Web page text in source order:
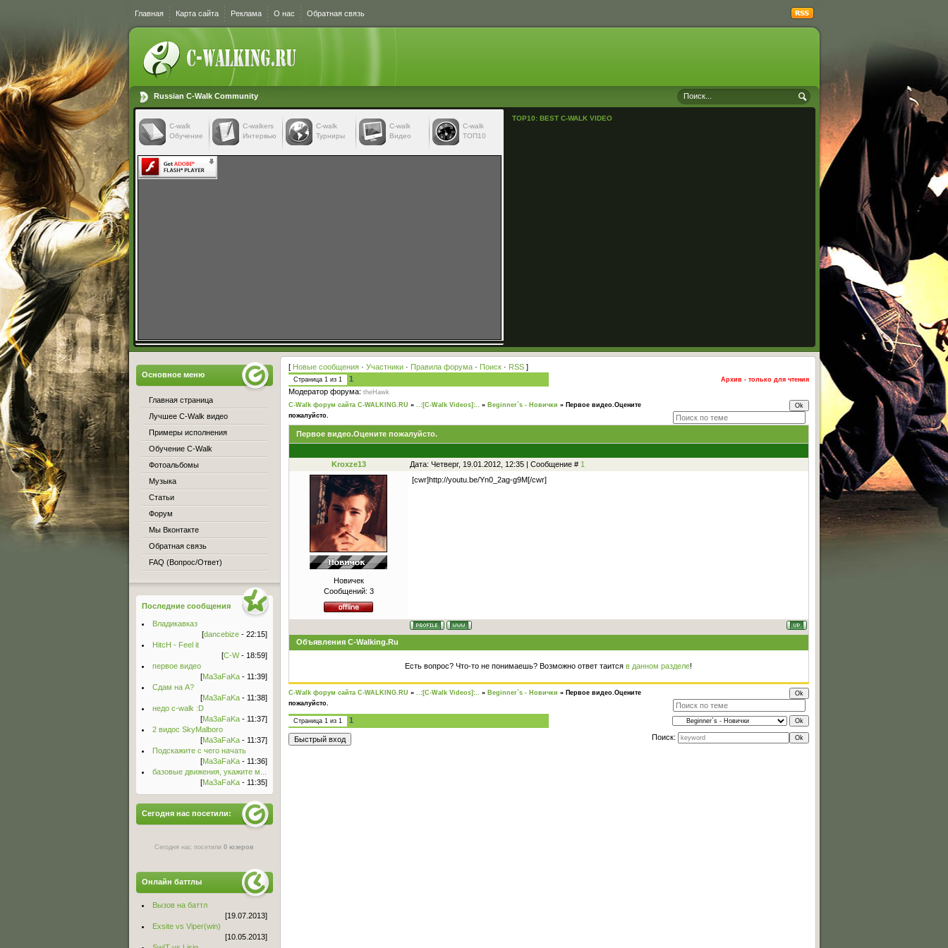
Главная Карта сайта Реклама О нас Обратная связь
Russian C-Walk Community
C-walk
Обучение
C-walkers
Интервью
С-walk
Турниры
С-walk
Видео
C-walk
ТОП10
TOP10: BEST C-WALK VIDEO
[ Новые сообщения· Участники· Правила форума· Поиск· RSS]
Страница 1из 1 1 Архив - только для чтения
Модератор форума: theHawk
C-Walk форум сайта C-WALKING.RU » ..:[C-Walk Videos]:.. » Beginner`s - Новички » Первое видео.Оцените
пожалуйсто.
Первое видео.Оцените пожалуйсто.
Kroxze13 Дата: Четверг, 19.01.2012, 12:35 | Сообщение # 1
Новичек
Сообщений: 3
[cwr]http://youtu.be/Yn0_2ag-g9M[/cwr]
Объявления C-Walking.Ru
Есть вопрос? Что-то не понимаешь? Возможно ответ таится в данном разделе!
C-Walk форум сайта C-WALKING.RU » ..:[C-Walk Videos]:.. » Beginner`s - Новички » Первое видео.Оцените
пожалуйсто.
Страница 1из 1
1
Поиск:
Основное меню
Главная страница
Лучшее C-Walk видео
Примеры исполнения
Обучение C-Walk
Фотоальбомы
Музыка
Статьи
Форум
Мы Вконтакте
Обратная связь
FAQ (Вопрос/Ответ)
Последние сообщения
Владикавказ
[dancebize- 22:15]
HitcH - Feel it
[C-W- 18:59]
первое видео
[Ma3aFaKa- 11:39]
Сдам на А?
[Ma3aFaKa- 11:38]
недо c-walk :D
[Ma3aFaKa- 11:37]
2 видос SkyMalboro
[Ma3aFaKa- 11:37]
Подскажите с чего начать
[Ma3aFaKa- 11:36]
базовые движения, укажите м...
[Ma3aFaKa- 11:35]
Сегодня нас посетили:
Сегодня нас посетили 0 юзеров
Онлайн баттлы
Вызов на баттл
[19.07.2013]
Exsite vs Viper(win)
[10.05.2013]